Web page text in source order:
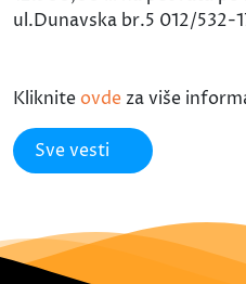
ul.Dunavska br.5 012/
Kliknite ovde za više
Sve vesti